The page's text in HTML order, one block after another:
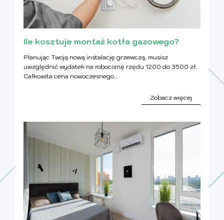
Ile kosztuje montaż kotła gazowego?
Planując Twoją nową instalację grzewczą, musisz
uwzględnić wydatek na robociznę rzędu 1200 do 3500 zł.
Całkowita cena nowoczesnego...
Zobacz więcej